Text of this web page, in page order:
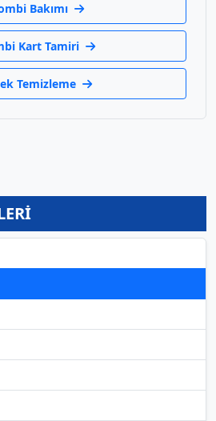
Bakımı
Kart Tamiri
Temizleme